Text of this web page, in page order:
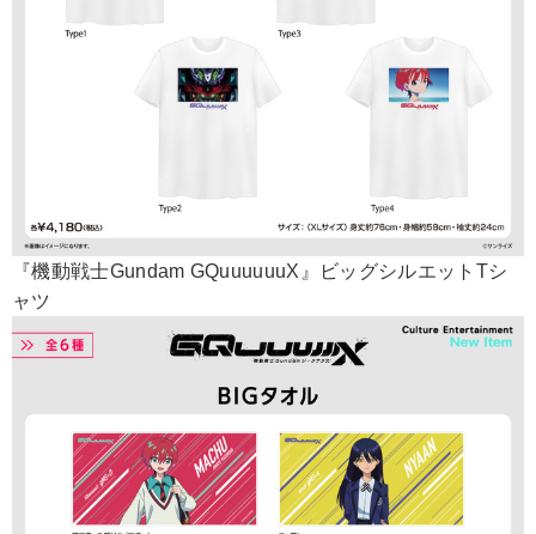
『機動戦士Gundam GQuuuuuuX』ビッグシルエットTシ
ャツ